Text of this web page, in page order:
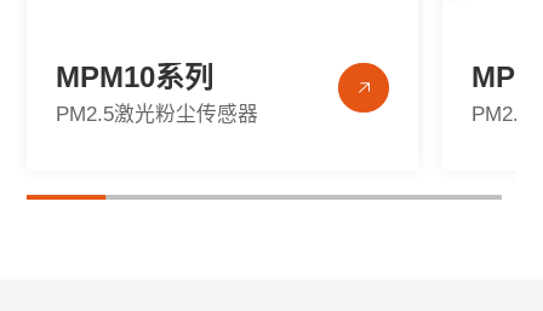
MPM10系列
PM2.5激光粉尘传感器 PM2.5